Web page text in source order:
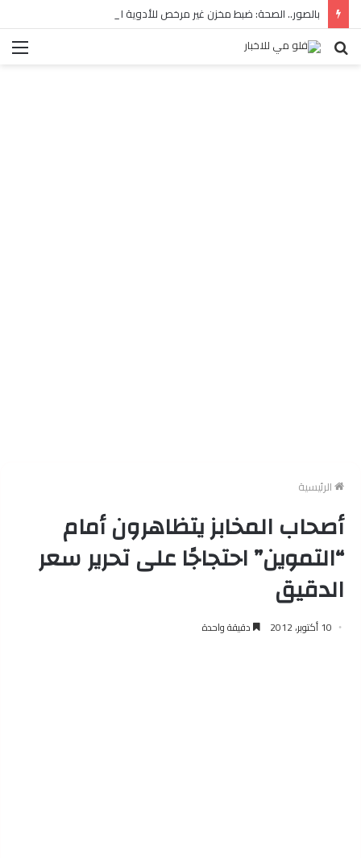
بالصور.. الصحة: ضبط مخزن غير مرخص للأدوية المهربة بالبساتين
بحث
الرئيسية
أصحاب المخابز يتظاهرون أمام
“التموين” احتجاجًا على تحرير سعر
الدقيق
10 أكتوبر، 2012 دقيقة واحدة